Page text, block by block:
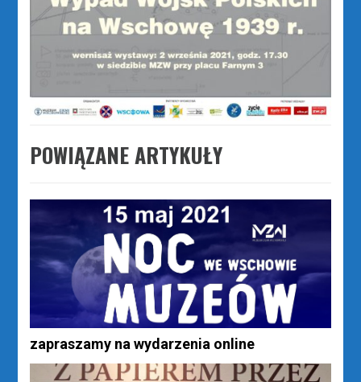
POWIĄZANE ARTYKUŁY
zapraszamy na wydarzenia online